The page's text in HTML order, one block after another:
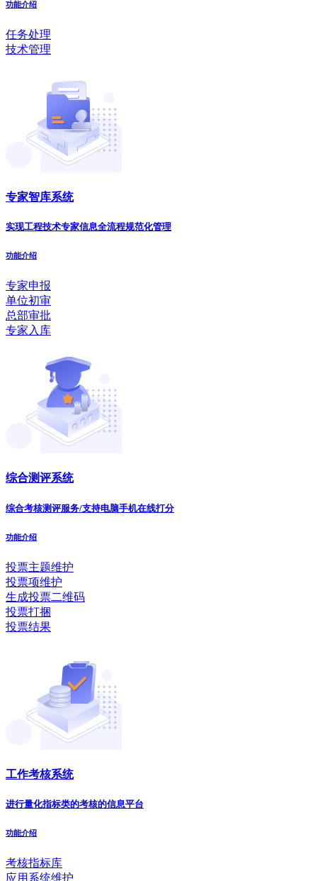
功能介绍
任务处理
技术管理
专家智库系统
实现工程技术专家信息全流程规范化管理
功能介绍
专家申报
单位初审
总部审批
专家入库
综合测评系统
综合考核测评服务/支持电脑手机在线打分
功能介绍
投票主题维护
投票项维护
生成投票二维码
投票打捆
投票结果
工作考核系统
进行量化指标类的考核的信息平台
功能介绍
考核指标库
应用系统维护